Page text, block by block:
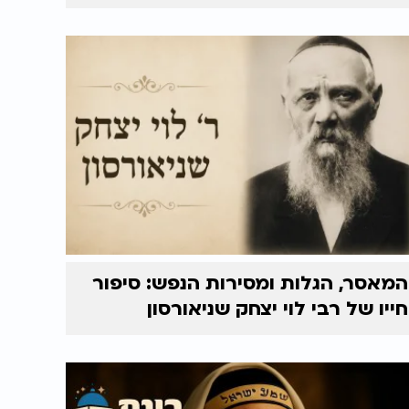
המאסר, הגלות ומסירות הנפש: סיפור
חייו של רבי לוי יצחק שניאורסון